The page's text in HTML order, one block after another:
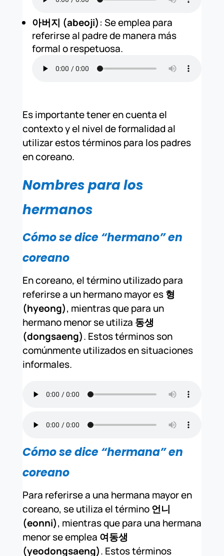
아버지 (abeoji): Se emplea para
referirse al padre de manera más
formal o respetuosa.
Es importante tener en cuenta el
contexto y el nivel de formalidad al
utilizar estos términos para los padres
en coreano.
Nombres para los
hermanos
Cómo se dice “hermano” en
coreano
En coreano, el término utilizado para
referirse a un hermano mayor es형
(hyeong), mientras que para un
hermano menor se utiliza 동생
(dongsaeng). Estos términos son
comúnmente utilizados en situaciones
informales.
Cómo se dice “hermana” en
coreano
Para referirse a una hermana mayor en
coreano, se utiliza el término언니
(eonni), mientras que para una hermana
menor se emplea 여동생
(yeodongsaeng). Estos términos